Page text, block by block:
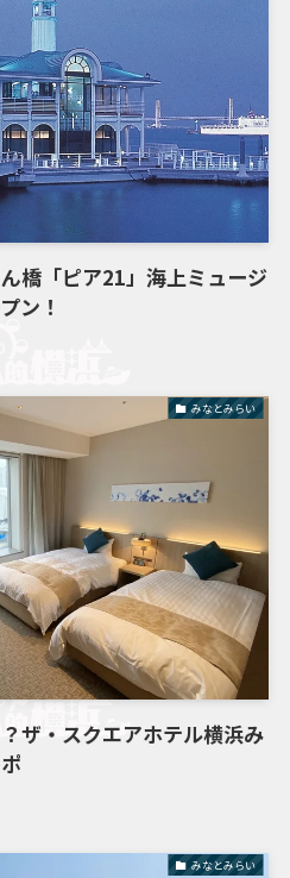
橋「ピア21」海上ミュージ
ン！
みなとみらい
ザ・スクエアホテル横浜み
みなとみらい